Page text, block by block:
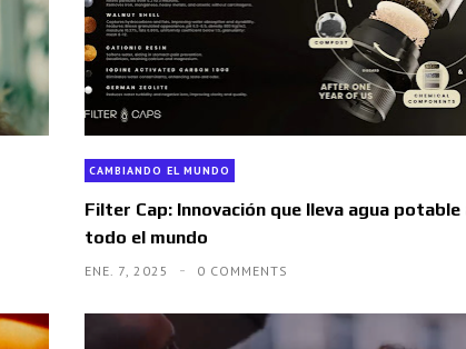
CAMBIANDO EL MUNDO
Filter Cap: Innovación que lleva agua potable
todo el mundo
ENE. 7, 2025 0 COMMENTS